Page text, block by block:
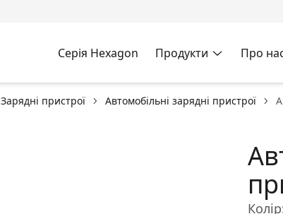
Серія Hexagon Продукти Про
Зарядні пристрої Автомобільні зарядні пристрої